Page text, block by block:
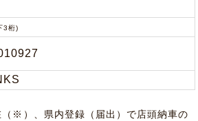
3桁)
※）、県内登録（届出）で店頭納⾞の